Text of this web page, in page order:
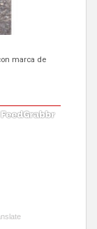
marca de
de la zona los